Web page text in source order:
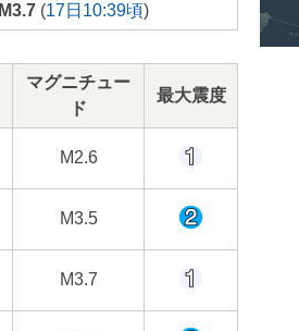
M3.7(17日10:39頃)
マグニチュー
ド
最大震度
M2.6
M3.5
M3.7